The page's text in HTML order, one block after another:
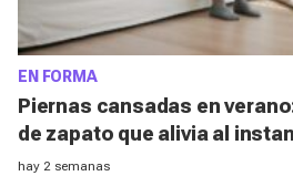
EN FORMA
Piernas cansadas en
de zapato que alivia al
según los podólogos
hay 2 semanas